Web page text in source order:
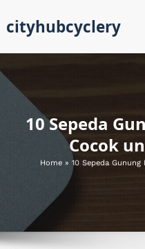
content
cityhubcyclery
10 Sepeda
Cocok
Home » 10 Sepeda